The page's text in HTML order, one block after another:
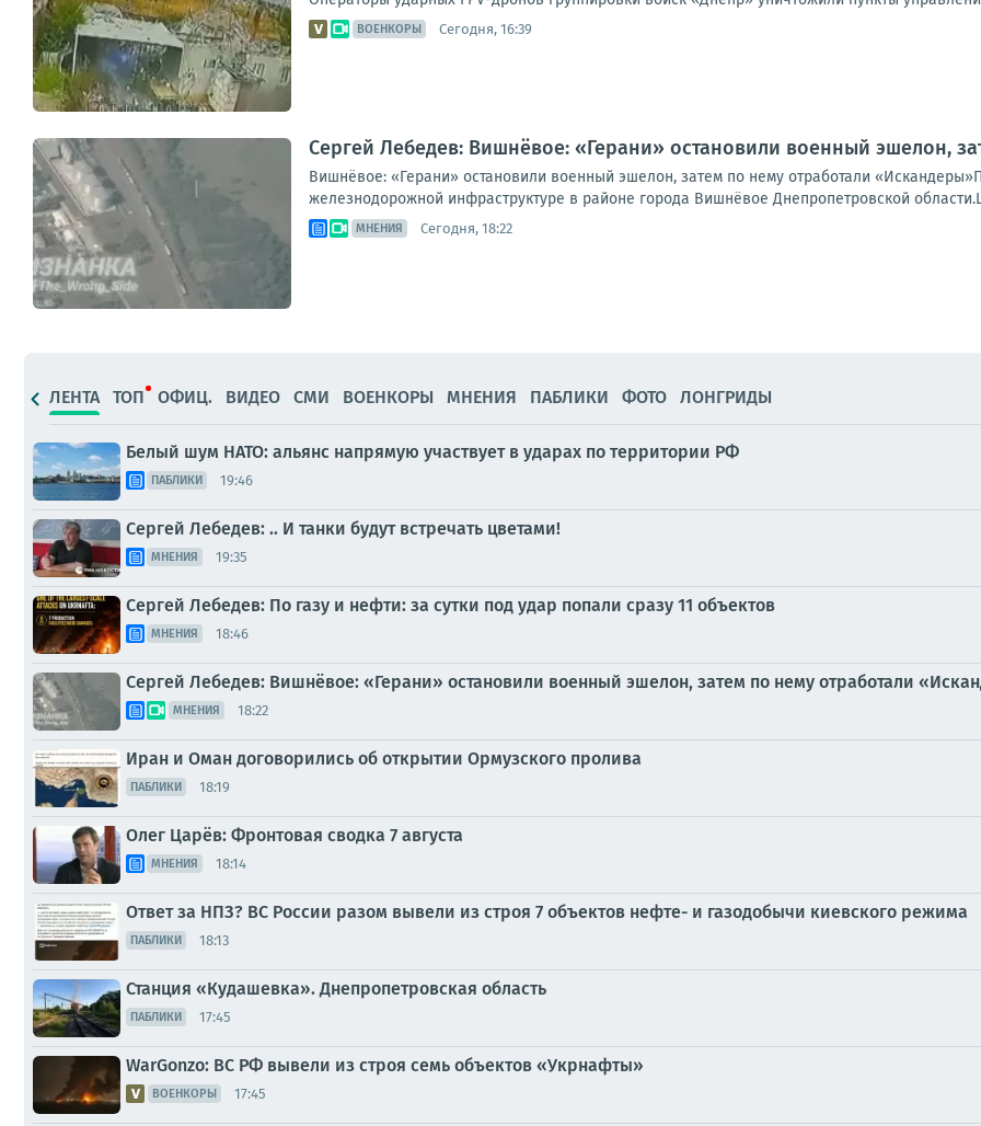
ВОЕНКОРЫ Сегодня, 16:39
Сергей Лебедев: Вишнёвое: «Герани» остановили военный эшелон,
Вишнёвое: «Герани» остановили военный эшелон, затем по нему отработали
железнодорожной инфраструктуре в районе города Вишнёвое Днепропетровской
МНЕНИЯ Сегодня, 18:22
ЛЕНТА ТОП ОФИЦ. ВИДЕО СМИ ВОЕНКОРЫ МНЕНИЯ ПАБЛИКИ ФОТО ЛОНГРИДЫ
Белый шум НАТО: альянс напрямую участвует в ударах по территории РФ
ПАБЛИКИ 19:46
Сергей Лебедев: .. И танки будут встречать цветами!
МНЕНИЯ 19:35
Сергей Лебедев: По газу и нефти: за сутки под удар попали сразу 11 объектов
МНЕНИЯ 18:46
Сергей Лебедев: Вишнёвое: «Герани» остановили военный эшелон, затем по нему отработали
МНЕНИЯ 18:22
Иран и Оман договорились об открытии Ормузского пролива
ПАБЛИКИ 18:19
Олег Царёв: Фронтовая сводка 7 августа
МНЕНИЯ 18:14
Ответ за НПЗ? ВС России разом вывели из строя 7 объектов нефте- и газодобычи киевского режима
ПАБЛИКИ 18:13
Станция «Кудашевка». Днепропетровская область
ПАБЛИКИ 17:45
WarGonzo: ВС РФ вывели из строя семь объектов «Укрнафты»
ВОЕНКОРЫ 17:45